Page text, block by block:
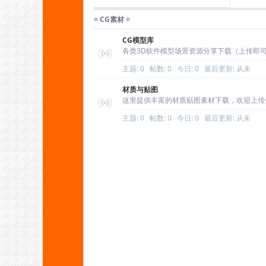
≡ CG素材 ≡
CG模型库
各类3D软件模型场景资源分享下载（上传即
主题: 0 帖数: 0 今日: 0 最后更新: 从未
材质与贴图
这里提供丰富的材质贴图素材下载，欢迎上
主题: 0 帖数: 0 今日: 0 最后更新: 从未